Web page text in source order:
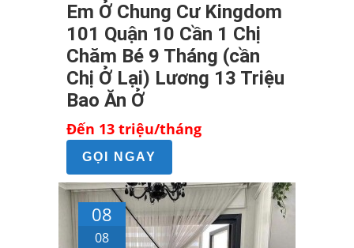
Em Ở Chung Cư Kingdom
101 Quận 10 Cần 1 Chị
Chăm Bé 9 Tháng (cần
Chị Ở Lại) Lương 13 Triệu
Bao Ăn Ở
Đến 13 triệu/tháng
GỌI NGAY
08
08